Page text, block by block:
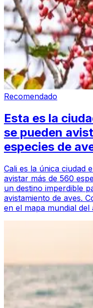
Recomendado
Esta es la
se pueden
especies de
Cali es la única ciudad
avistar más de 560
un destino imperdible
avistamiento de aves.
en el mapa mundial del